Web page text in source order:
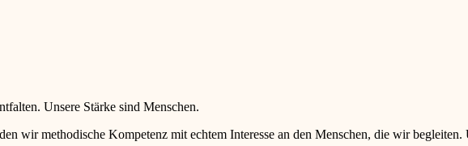
Unsere Stärke sind Menschen.
wir methodische Kompetenz mit echtem Interesse an den Menschen, die wir